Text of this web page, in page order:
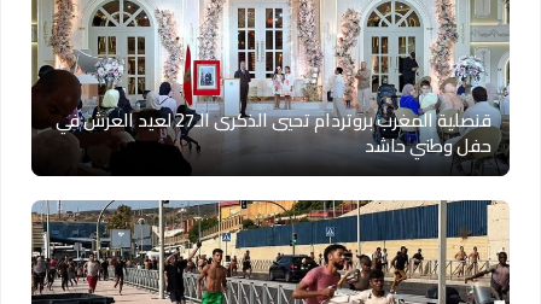
قنصلية المغرب بروتردام تحيي الذكرى الـ27 لعيد العرش في
حفل وطني حاشد